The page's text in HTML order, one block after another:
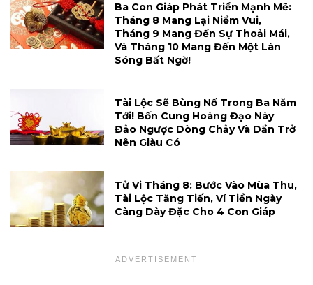
Ba Con Giáp Phát Triển Mạnh Mẽ:
Tháng 8 Mang Lại Niềm Vui,
Tháng 9 Mang Đến Sự Thoải Mái,
Và Tháng 10 Mang Đến Một Làn
Sóng Bất Ngờ!
Tài Lộc Sẽ Bùng Nổ Trong Ba Năm
Tới! Bốn Cung Hoàng Đạo Này
Đảo Ngược Dòng Chảy Và Dần Trở
Nên Giàu Có
Tử Vi Tháng 8: Bước Vào Mùa Thu,
Tài Lộc Tăng Tiến, Ví Tiền Ngày
Càng Dày Đặc Cho 4 Con Giáp